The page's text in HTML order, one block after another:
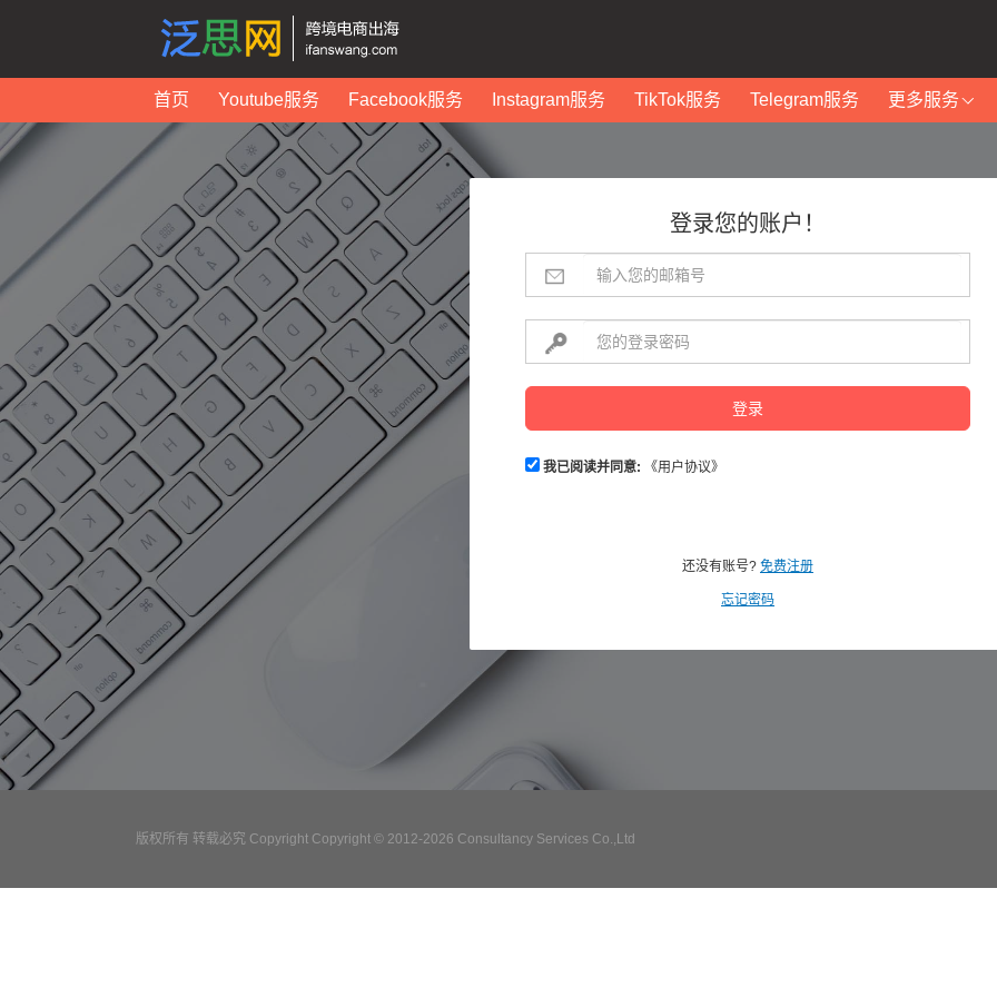
首页 Youtube服务 Facebook服务 Instagram服务 TikTok服务 Telegram服务 更多服务
登录您的账户！
登录
我已阅读并同意: 《用户协议》
还没有账号? 免费注册
忘记密码
版权所有 转载必究 Copyright Copyright © 2012-2026 Consultancy Services Co.,Ltd